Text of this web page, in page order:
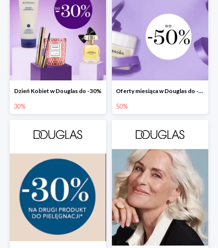
Dzień Kobiet w Douglas do -30%
30%
Oferty miesiąca w Douglas do -50%
50%